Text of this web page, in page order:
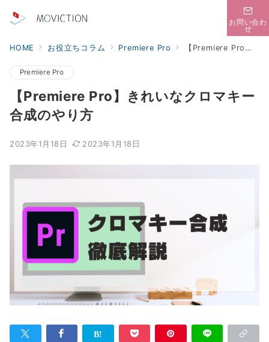
お問い合わ
せ
HOME お役立ちコラム Premiere Pro 【Premiere Pro】きれいなクロマキー合成のやり方
Premiere Pro
【Premiere Pro】きれいなクロマキー
合成のやり方
2023年1月18日 2023年1月18日